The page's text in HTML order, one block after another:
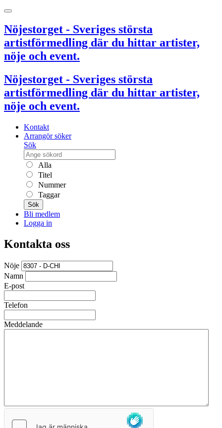
Nöjestorget - Sveriges största
artistförmedling där du hittar artister,
nöje och event.
Nöjestorget - Sveriges största
artistförmedling där du hittar artister,
nöje och event.
Kontakt
Arrangör söker
Sök
Alla
Titel
Nummer
Taggar
Sök
Bli medlem
Logga in
Kontakta oss
Nöje
Namn
E-post
Telefon
Meddelande